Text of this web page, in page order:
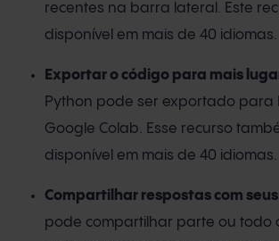
recentes na barra lateral. Este
disponível em mais de 40 idiomas.
Exportar o código para mais
Python pode ser exportado para
Google Colab. Esse recurso
disponível em mais de 40 idiomas.
Compartilhar respostas com
pode compartilhar parte ou